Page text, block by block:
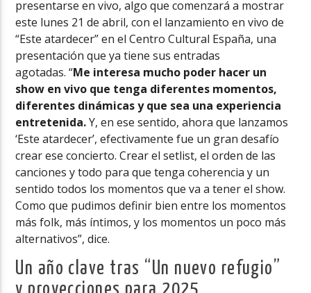
presentarse en vivo, algo que comenzará a mostrar
este lunes 21 de abril, con el lanzamiento en vivo de
“Este atardecer” en el Centro Cultural España, una
presentación que ya tiene sus entradas
agotadas. “Me interesa mucho poder hacer un
show en vivo que tenga diferentes momentos,
diferentes dinámicas y que sea una experiencia
entretenida.Y, en ese sentido, ahora que lanzamos
‘Este atardecer’, efectivamente fue un gran desafío
crear ese concierto. Crear el setlist, el orden de las
canciones y todo para que tenga coherencia y un
sentido todos los momentos que va a tener el show.
Como que pudimos definir bien entre los momentos
más folk, más íntimos, y los momentos un poco más
alternativos”, dice.
Un año clave tras “Un nuevo refugio”